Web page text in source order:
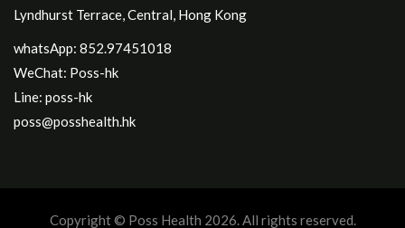
Lyndhurst Terrace, Central, Hong Kong
whatsApp: 852.97451018
WeChat: Poss-hk
Line: poss-hk
poss@posshealth.hk
Copyright © Poss Health 2026. All rights reserved.